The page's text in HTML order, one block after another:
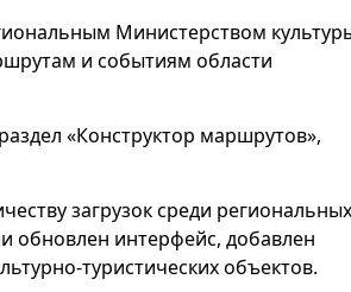
Министерством
и событиям области
«Конструктор маршрутов»,
загрузок среди региональных
обновлен интерфейс, добавлен
туристических объектов.